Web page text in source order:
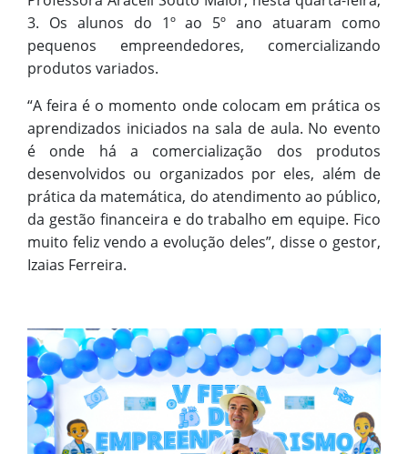
3. Os alunos do 1º ao 5º ano atuaram como
pequenos empreendedores, comercializando
produtos variados.
“A feira é o momento onde colocam em prática os
aprendizados iniciados na sala de aula. No evento
é onde há a comercialização dos produtos
desenvolvidos ou organizados por eles, além de
prática da matemática, do atendimento ao público,
da gestão financeira e do trabalho em equipe. Fico
muito feliz vendo a evolução deles”, disse o gestor,
Izaias Ferreira.